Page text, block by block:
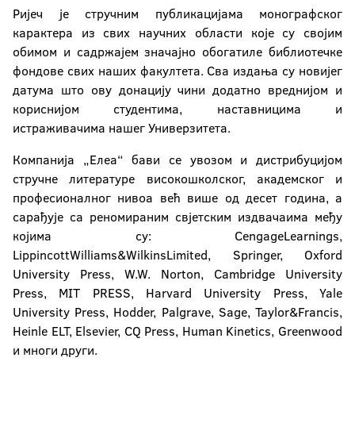
Ријеч је стручним публикацијама монографског
карактера из свих научних области које су својим
обимом и садржајем значајно обогатиле библиотечке
фондове свих наших факултета. Сва издања су новијег
датума што ову донацију чини додатно вреднијом и
кориснијом студентима, наставницима и
истраживачима нашег Универзитета.
Компанија „Елеа“ бави се увозом и дистрибуцијом
стручне литературе високошколског, академског и
професионалног нивоа већ више од десет година, a
сарађује са реномираним свјетским издвачаима међу
којима су: CengageLearnings,
LippincottWilliams&WilkinsLimited, Springer, Oxford
University Press, W.W. Norton, Cambridge University
Press, MIT PRESS, Harvard University Press, Yale
University Press, Hodder, Palgrave, Sage, Taylor&Francis,
Heinle ELT, Elsevier, CQ Press, Human Kinetics, Greenwood
и многи други.